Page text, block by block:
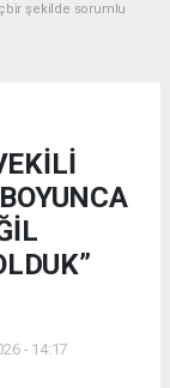
şekilde sorumlu
- 14:17